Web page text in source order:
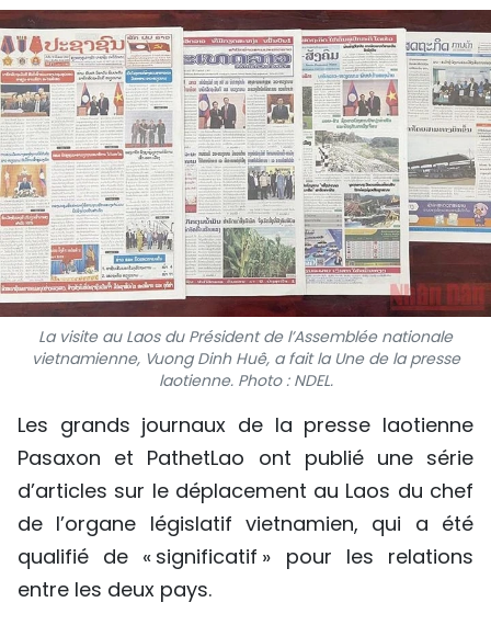
ENVIRONNEMENT
SPORT
FRANCOPHONIE
PAYS NATAL
INTERNATIONAL
MÉGASTORIE
INFOGRAPHIE
PHOTO
VIDÉO
À PROPOS DU "PEUPLE"
TIẾNG VIỆT
La visite au Laos du Président de l’Assemblée nationale
vietnamienne, Vuong Dinh Huê, a fait la Une de la presse
laotienne. Photo : NDEL.
Les grands journaux de la presse laotienne
Pasaxon et PathetLao ont publié une série
d’articles sur le déplacement au Laos du chef
de l’organe législatif vietnamien, qui a été
qualifié de « significatif » pour les relations
entre les deux pays.